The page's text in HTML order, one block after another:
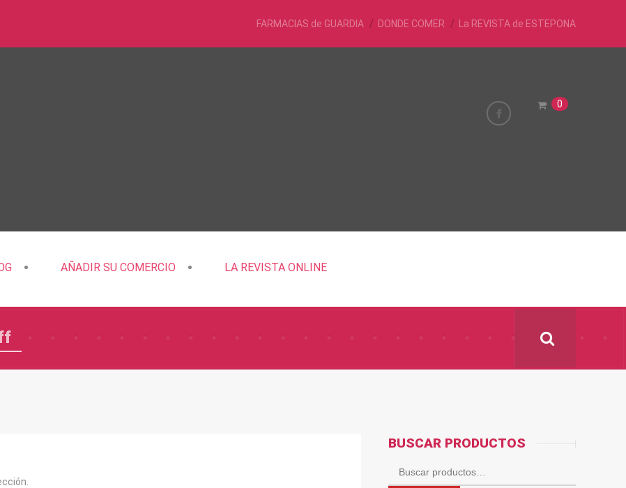
FARMACIAS de GUARDIA DONDE COMER La REVISTA de ESTEPONA
0
AÑADIR SU COMERCIO LA REVISTA ONLINE
BUSCAR PRODUCTOS
Buscar